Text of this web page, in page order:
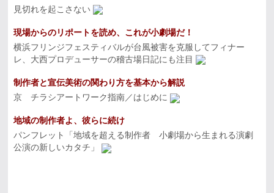
見切れを起こさない
現場からのリポートを読め、これが小劇場だ！
横浜フリンジフェスティバルが台風被害を克服してフィナー
レ、大西プロデューサーの稽古場日記にも注目
制作者と宣伝美術の関わり方を基本から解説
京 チラシアートワーク指南／はじめに
地域の制作者よ、彼らに続け
パンフレット「地域を超える制作者 小劇場から生まれる演劇
公演の新しいカタチ」